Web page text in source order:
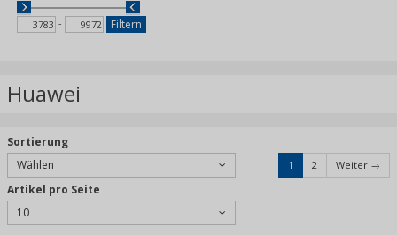
- Filtern
Huawei
1 2 Weiter →
Sortierung
Wählen
Artikel pro Seite
10